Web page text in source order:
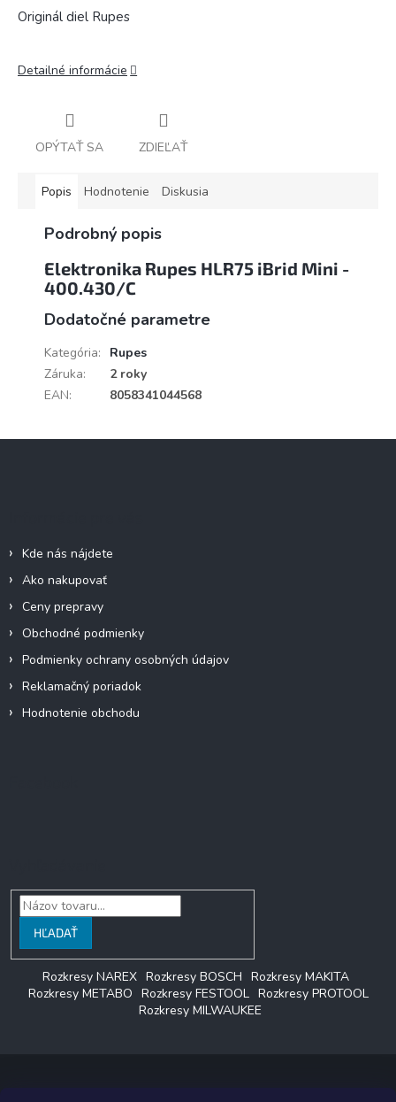
Originál diel Rupes
Detailné informácie
OPÝTAŤ SA ZDIEĽAŤ
Popis Hodnotenie Diskusia
Podrobný popis
Elektronika Rupes HLR75 iBrid Mini -
400.430/C
Dodatočné parametre
Kategória:
Rupes
Záruka:
2 roky
EAN: 8058341044568
Kde nás nájdete
Ako nakupovať
Ceny prepravy
Obchodné podmienky
Podmienky ochrany osobných údajov
Reklamačný poriadok
Hodnotenie obchodu
HĽADAŤ
Rozkresy NAREX Rozkresy BOSCH Rozkresy MAKITA
Rozkresy METABO Rozkresy FESTOOL Rozkresy PROTOOL
Rozkresy MILWAUKEE